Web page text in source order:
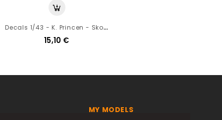
D
Ecals 1/43 - K. Princen - Skoda Fabia R5 - Rally Haspengouw 2017
15,10 €
MY MODELS